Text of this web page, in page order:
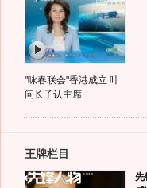
"咏春联会"香港成立 叶
问长子认主席
王牌栏目
先